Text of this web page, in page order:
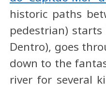
historic paths
pedestrian) starts
Dentro), goes
down to the
river for several